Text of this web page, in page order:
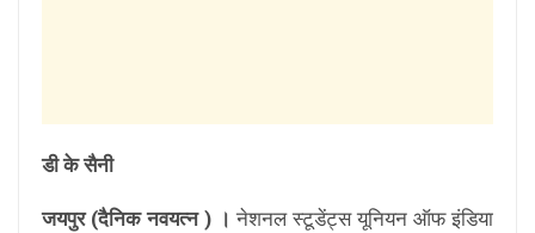
डी के सैनी
जयपुर (दैनिक नवयत्न ) । नेशनल स्टूडेंट्स यूनियन ऑफ इंडिया